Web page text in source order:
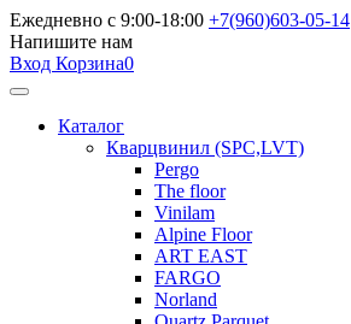
Ежедневно с 9:00-18:00 +7(960)603-05-14
Напишите нам
Вход Корзина0
Каталог
Кварцвинил (SPC,LVT)
Pergo
The floor
Vinilam
Alpine Floor
ART EAST
FARGO
Norland